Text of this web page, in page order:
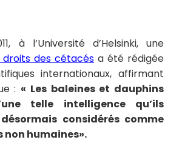
à l’Université d’Helsinki, une
des cétacés a été rédigée
internationaux, affirmant
: « Les baleines et dauphins
telle intelligence qu’ils
considérés comme
non humaines».